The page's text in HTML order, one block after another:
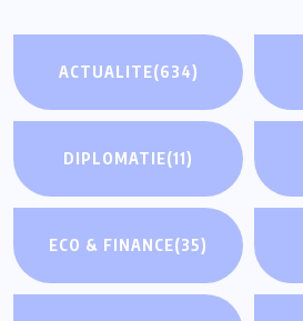
ACTUALITE(634)
DIPLOMATIE(11)
ECO & FINANCE(35)